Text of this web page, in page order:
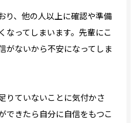
り、他の人以上に確認や準備
なってしまいます。先輩にこ
がないから不安になってしま
りていないことに気付かさ
できたら自分に自信をもつこ